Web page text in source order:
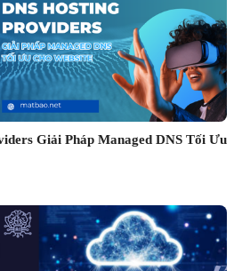
Giải Pháp Managed DNS Tối Ưu